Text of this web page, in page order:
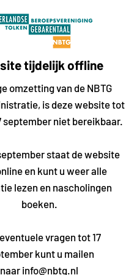
tijdelijk offline
omzetting van de NBTG
is deze website tot
september niet bereikbaar.
staat de website
en kunt u weer alle
lezen en nascholingen
boeken.
vragen tot 17
kunt u mailen
naar info@nbtg.nl